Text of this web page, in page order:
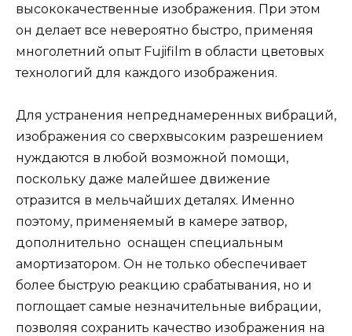
высококачественные изображения. При этом
он делает все невероятно быстро, применяя
многолетний опыт Fujifilm в области цветовых
технологий для каждого изображения.
Для устранения непреднамеренных вибраций,
изображения со сверхвысоким разрешением
нуждаются в любой возможной помощи,
поскольку даже малейшее движение
отразится в мельчайших деталях. Именно
поэтому, применяемый в камере затвор,
дополнительно оснащен специальным
амортизатором. Он не только обеспечивает
более быструю реакцию срабатывания, но и
поглощает самые незначительные вибрации,
позволяя сохранить качество изображения на